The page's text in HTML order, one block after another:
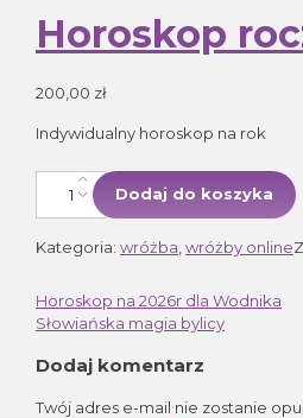
Horoskop
200,00 zł
Indywidualny horoskop na rok
ilość Horoskop roczny
Dodaj do koszyka
Kategoria: wróżba wróżby online
Nawigacja
wpisu
Horoskop na 2026r dla Wodnika
Słowiańska magia bylicy
Dodaj komentarz
Twój adres e-mail nie zostanie